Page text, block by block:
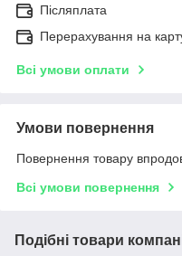
Післяплата
Перерахування на
Всі умови оплати
Умови повернення
Повернення товару
Всі умови повернення
Подібні товари